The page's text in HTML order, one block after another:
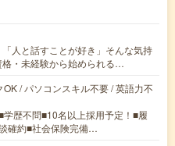
「人と話すことが好き」そんな気持
・未経験から始められる…
/ パソコンスキル不要 / 英語力不
歴不問■10名以上採用予定！■履
確約■社会保険完備…